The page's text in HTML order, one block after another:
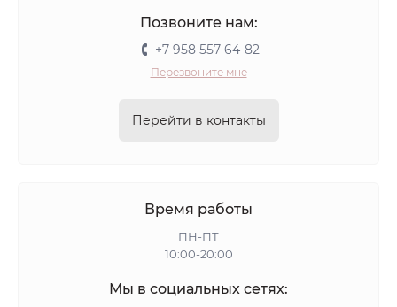
Позвоните нам:
+7 958 557-64-82
Перезвоните мне
Перейти в контакты
Время работы
ПН-ПТ
10:00-20:00
Мы в социальных сетях: